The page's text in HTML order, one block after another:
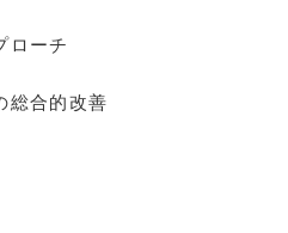
ローチ
総合的改善